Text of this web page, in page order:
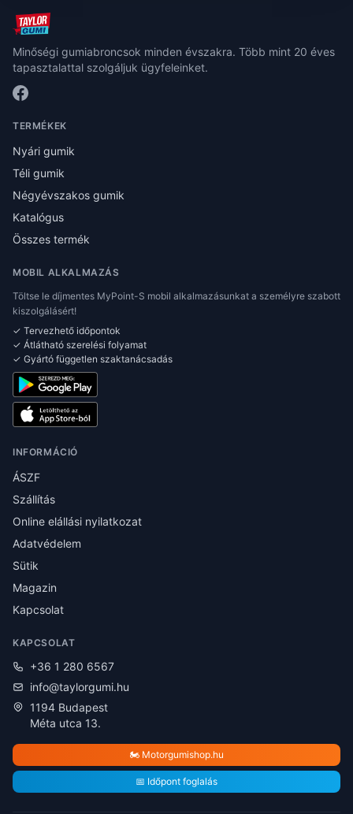
Minőségi gumiabroncsok minden évszakra. Több mint 20 éves
tapasztalattal szolgáljuk ügyfeleinket.
TERMÉKEK
Nyári gumik
Téli gumik
Négyévszakos gumik
Katalógus
Összes termék
MOBIL ALKALMAZÁS
Töltse le díjmentes MyPoint-S mobil alkalmazásunkat a személyre szabott
kiszolgálásért!
✓ Tervezhető időpontok
✓ Átlátható szerelési folyamat
✓ Gyártó független szaktanácsadás
INFORMÁCIÓ
ÁSZF
Szállítás
Online elállási nyilatkozat
Adatvédelem
Sütik
Magazin
Kapcsolat
KAPCSOLAT
+36 1 280 6567
info@taylorgumi.hu
1194 Budapest
Méta utca 13.
🏍️ Motorgumishop.hu
📅 Időpont foglalás